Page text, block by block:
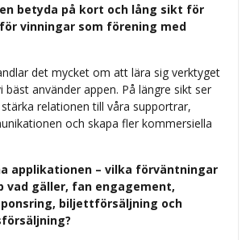
betyda på kort och lång sikt för
vinningar som förening med
det mycket om att lära sig verktyget
använder appen. På längre sikt ser
relationen till våra supportrar,
och skapa fler kommersiella
applikationen – vilka förväntningar
vad gäller, fan engagement,
biljettförsäljning och